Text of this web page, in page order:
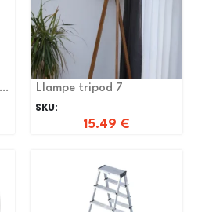
Llampe tripod 7
SKU:
15.49 €